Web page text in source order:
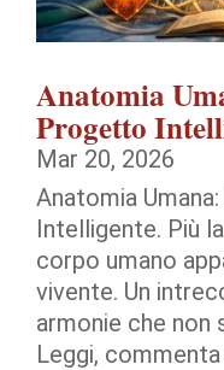
Anatomia
Progetto
Mar 20, 2026
Anatomia
Intelligente. Più
corpo umano
vivente. Un
armonie che non
Leggi,